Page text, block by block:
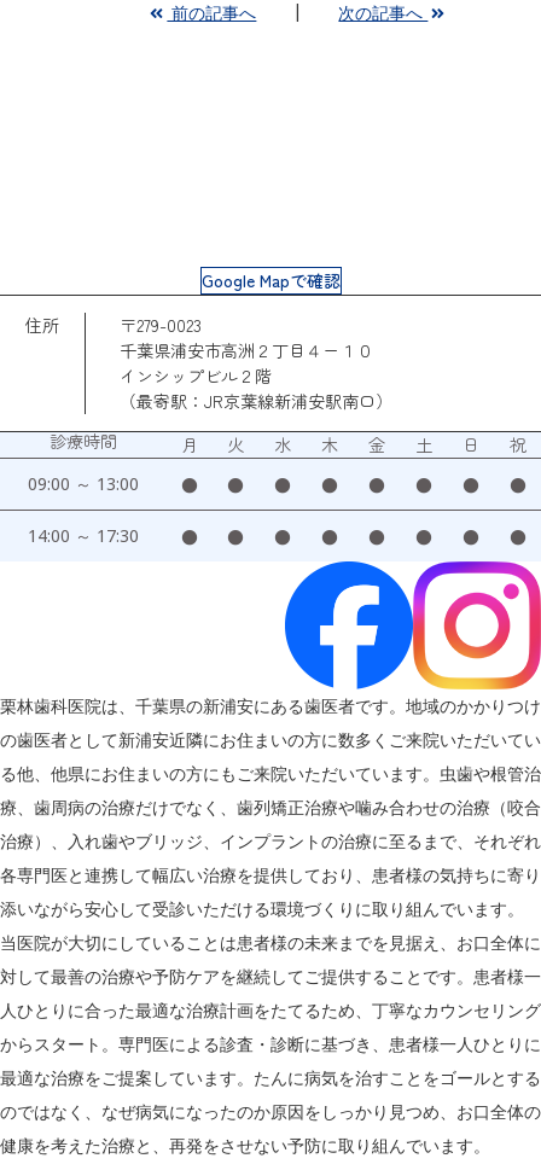
前の記事へ 次の記事へ
Google Mapで確認
住所
〒279-0023
千葉県浦安市高洲２丁目４ー１０
インシップビル２階
（最寄駅：JR京葉線新浦安駅南口）
診療時間
月 火 水 木 金 土 日 祝
09:00 ～ 13:00 ● ● ● ● ● ● ● ●
14:00 ～ 17:30 ● ● ● ● ● ● ● ●
栗林歯科医院は、千葉県の新浦安にある歯医者です。地域のかかりつけ
の歯医者として新浦安近隣にお住まいの方に数多くご来院いただいてい
る他、他県にお住まいの方にもご来院いただいています。虫歯や根管治
療、歯周病の治療だけでなく、歯列矯正治療や噛み合わせの治療（咬合
治療）、入れ歯やブリッジ、インプラントの治療に至るまで、それぞれ
各専門医と連携して幅広い治療を提供しており、患者様の気持ちに寄り
添いながら安心して受診いただける環境づくりに取り組んでいます。
当医院が大切にしていることは患者様の未来までを見据え、お口全体に
対して最善の治療や予防ケアを継続してご提供することです。患者様一
人ひとりに合った最適な治療計画をたてるため、丁寧なカウンセリング
からスタート。専門医による診査・診断に基づき、患者様一人ひとりに
最適な治療をご提案しています。たんに病気を治すことをゴールとする
のではなく、なぜ病気になったのか原因をしっかり見つめ、お口全体の
健康を考えた治療と、再発をさせない予防に取り組んでいます。